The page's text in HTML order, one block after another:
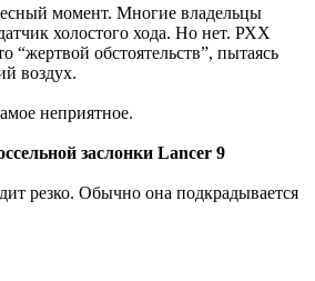
момент. Многие владельцы
холостого хода. Но нет. РХХ
“жертвой обстоятельств”, пытаясь
воздух.
неприятное.
заслонки Lancer 9
резко. Обычно она подкрадывается